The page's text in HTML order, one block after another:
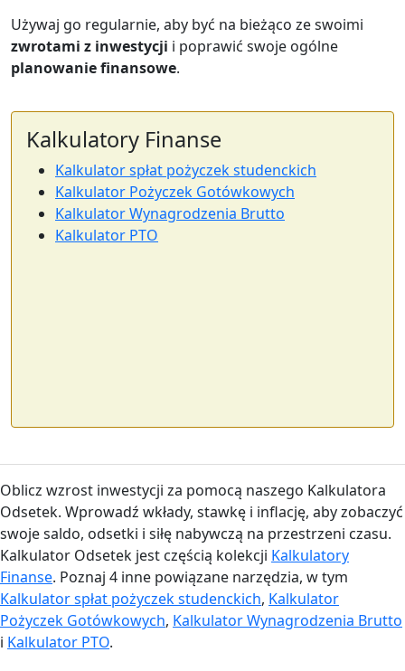
Używaj go regularnie, aby być na bieżąco ze swoimi
zwrotami z inwestycji i poprawić swoje ogólne
planowanie finansowe.
Kalkulatory Finanse
Kalkulator spłat pożyczek studenckich
Kalkulator Pożyczek Gotówkowych
Kalkulator Wynagrodzenia Brutto
Kalkulator PTO
Oblicz wzrost inwestycji za pomocą naszego Kalkulatora
Odsetek. Wprowadź wkłady, stawkę i inflację, aby zobaczyć
swoje saldo, odsetki i siłę nabywczą na przestrzeni czasu.
Kalkulator Odsetek jest częścią kolekcji Kalkulatory
Finanse. Poznaj 4 inne powiązane narzędzia, w tym
Kalkulator spłat pożyczek studenckich, Kalkulator
Pożyczek Gotówkowych, Kalkulator Wynagrodzenia Brutto
i Kalkulator PTO.